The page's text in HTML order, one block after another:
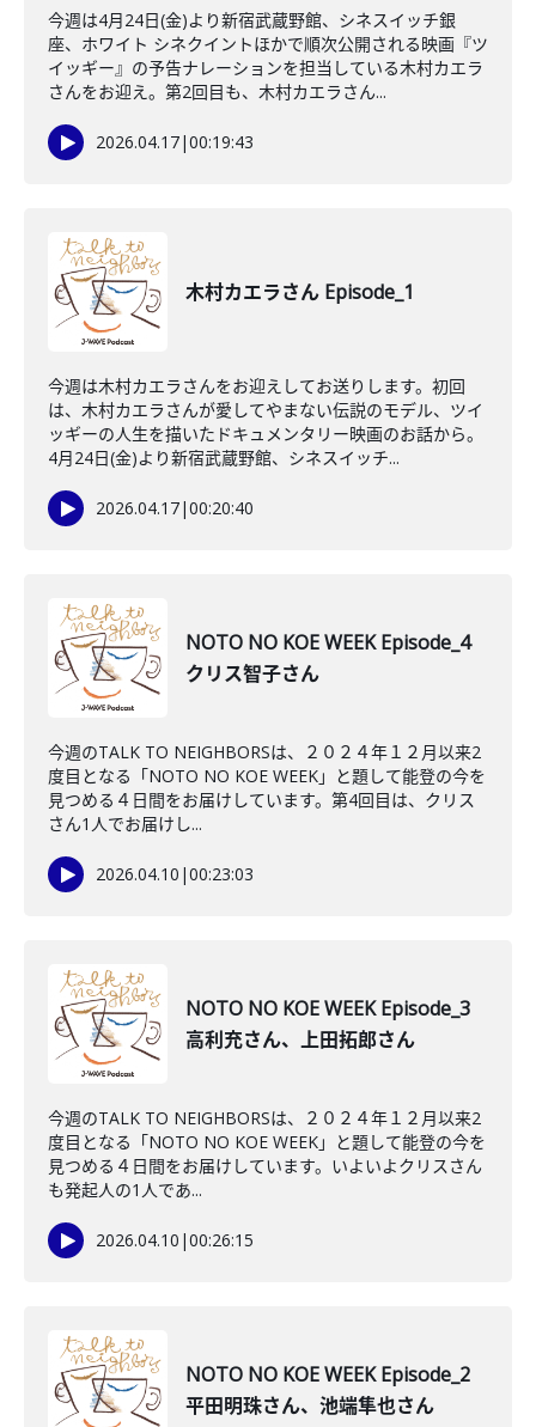
今週は4月24日(金)より新宿武蔵野館、シネスイッチ銀
座、ホワイト シネクイントほかで順次公開される映画『ツ
イッギー』の予告ナレーションを担当している木村カエラ
さんをお迎え。第2回目も、木村カエラさん...
2026.04.17|00:19:43
木村カエラさん Episode_1
今週は木村カエラさんをお迎えしてお送りします。初回
は、木村カエラさんが愛してやまない伝説のモデル、ツイ
ッギーの人生を描いたドキュメンタリー映画のお話から。
4月24日(金)より新宿武蔵野館、シネスイッチ...
2026.04.17|00:20:40
NOTO NO KOE WEEK Episode_4
クリス智子さん
今週のTALK TO NEIGHBORSは、２０２４年１２月以来2
度目となる「NOTO NO KOE WEEK」と題して能登の今を
見つめる４日間をお届けしています。第4回目は、クリス
さん1人でお届けし...
2026.04.10 |00:23:03
NOTO NO KOE WEEK Episode_3
高利充さん、上田拓郎さん
今週のTALK TO NEIGHBORSは、２０２４年１２月以来2
度目となる「NOTO NO KOE WEEK」と題して能登の今を
見つめる４日間をお届けしています。いよいよクリスさん
も発起人の1人であ...
2026.04.10 |00:26:15
NOTO NO KOE WEEK Episode_2
平田明珠さん、池端隼也さん